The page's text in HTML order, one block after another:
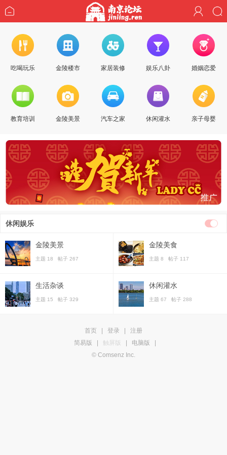
吃喝玩乐 金陵楼市 家居装修 娱乐八卦 婚姻恋爱
教育培训 金陵美景 汽车之家 休闲灌水 亲子母婴
休闲娱乐
金陵美景
主题 18 帖子 267
金陵美食
主题 8 帖子 117
生活杂谈
主题 15 帖子 329
休闲灌水
主题 67 帖子 288
首页 登录
注册
简易版
触屏版 电脑版
© Comsenz Inc.